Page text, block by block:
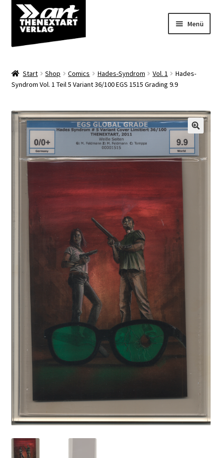
Zur
Navigation
springen
Zum
Inhalt
springen
Menü
Shop
Über uns
Start Shop Comics Hades-Syndrom Vol. 1
Hades-
Syndrom Vol. 1 Teil 5 Variant 36/100 EGS 1515 Grading 9.9